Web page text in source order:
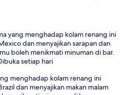
yang menghadap kolam renang ini
dan menyajikan sarapan dan
boleh menikmati minuman di bar.
setiap hari
menghadap kolam renang ini
dan menyajikan makan malam